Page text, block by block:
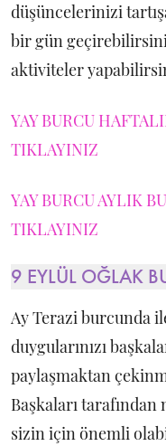
düşüncelerinizi
bir gün
aktiviteler
YAY BURCU
TIKLAYINIZ
YAY BURCU AYLIK
TIKLAYINIZ
9 EYLÜL OĞLAK
Ay Terazi burcunda
duygularınızı
paylaşmaktan
Başkaları tarafından
sizin için önemli